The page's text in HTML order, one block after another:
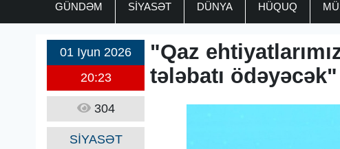
GÜNDƏM SİYASƏT DÜNYA HÜQUQ
01 Iyun 2026
20:23
304
SİYASƏT
"Qaz
tələbatı